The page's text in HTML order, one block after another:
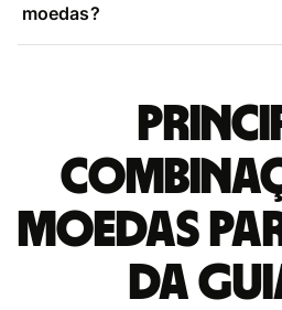
moedas?
moedas
da